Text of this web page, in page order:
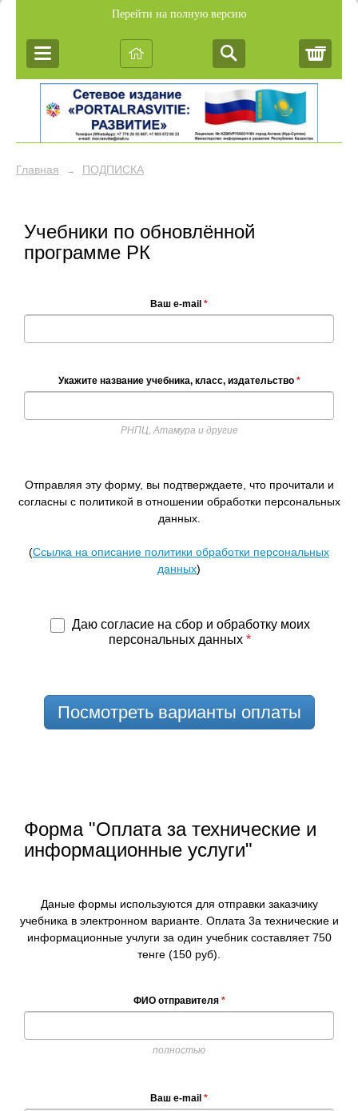
Перейти на полную версию
Главная → ПОДПИСКА
Учебники по обновлённой
программе РК
Ваш e-mail *
Укажите название учебника, класс, издательство *
РНПЦ, Атамура и другие
Отправляя эту форму, вы подтверждаете, что прочитали и
согласны с политикой в отношении обработки персональных
данных.
(Ссылка на описание политики обработки персональных
данных)
Даю согласие на сбор и обработку моих
персональных данных *
Посмотреть варианты оплаты
Форма "Оплата за технические и
информационные услуги"
Даные формы используются для отправки заказчику
учебника в электронном варианте. Оплата 3а технические и
информационные учлуги за один учебник составляет 750
тенге (150 руб).
ФИО отправителя *
полностью
Ваш e-mail *